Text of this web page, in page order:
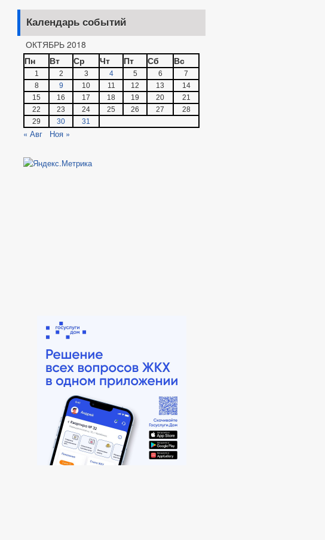
Календарь событий
ОКТЯБРЬ 2018
Пн
Вт Ср Чт Пт Сб Вс
1 2 3 4 5 6
7
8
9 10 11 12 13
14
15
16 17 18 19 20
21
22
23 24 25 26 27
28
29
30 31
« Авг Ноя »